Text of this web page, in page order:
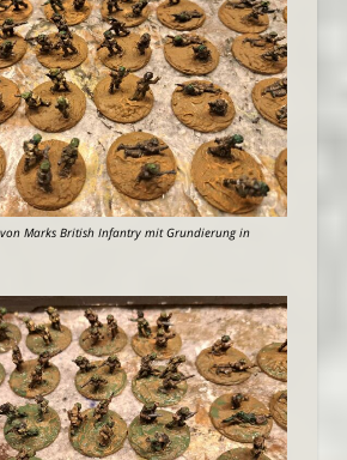
Marks British Infantry mit Grundierung in